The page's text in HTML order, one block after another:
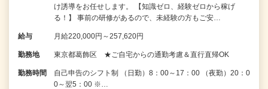
け誘導をお任せします。 【知識ゼロ、経験ゼロから稼げ
る！】 事前の研修があるので、未経験の方もご安…
給与 月給220,000円～257,620円
勤務地 東京都葛飾区 ★ご自宅からの通勤考慮＆直行直帰OK
勤務時間
自己申告のシフト制 （日勤）8：00～17：00 （夜勤）20：0
0～翌5：00 ※…